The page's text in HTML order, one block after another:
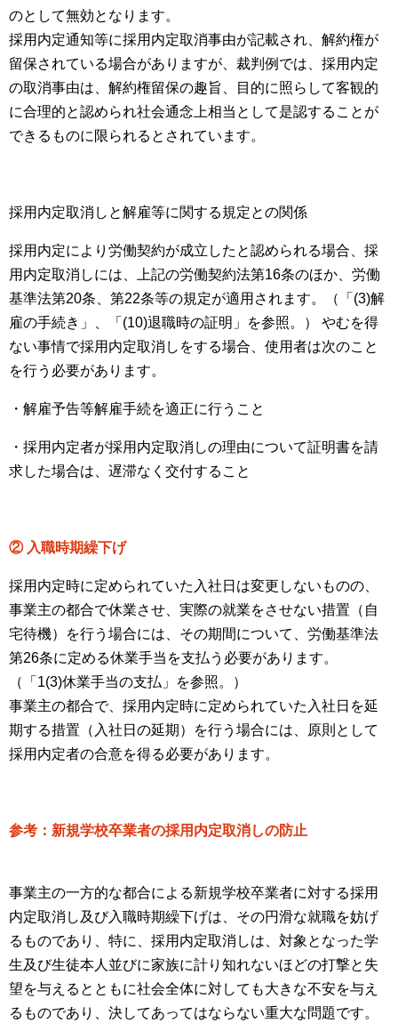
のとして無効となります。
採用内定通知等に採用内定取消事由が記載され、解約権が
留保されている場合がありますが、裁判例では、採用内定
の取消事由は、解約権留保の趣旨、目的に照らして客観的
に合理的と認められ社会通念上相当として是認することが
できるものに限られるとされています。
採用内定取消しと解雇等に関する規定との関係
採用内定により労働契約が成立したと認められる場合、採
用内定取消しには、上記の労働契約法第16条のほか、労働
基準法第20条、第22条等の規定が適用されます。（「(3)解
雇の手続き」、「(10)退職時の証明」を参照。） やむを得
ない事情で採用内定取消しをする場合、使用者は次のこと
を行う必要があります。
・解雇予告等解雇手続を適正に行うこと
・採用内定者が採用内定取消しの理由について証明書を請
求した場合は、遅滞なく交付すること
② 入職時期繰下げ
採用内定時に定められていた入社日は変更しないものの、
事業主の都合で休業させ、実際の就業をさせない措置（自
宅待機）を行う場合には、その期間について、労働基準法
第26条に定める休業手当を支払う必要があります。
（「1(3)休業手当の支払」を参照。）
事業主の都合で、採用内定時に定められていた入社日を延
期する措置（入社日の延期）を行う場合には、原則として
採用内定者の合意を得る必要があります。
参考：新規学校卒業者の採用内定取消しの防止
事業主の一方的な都合による新規学校卒業者に対する採用
内定取消し及び入職時期繰下げは、その円滑な就職を妨げ
るものであり、特に、採用内定取消しは、対象となった学
生及び生徒本人並びに家族に計り知れないほどの打撃と失
望を与えるとともに社会全体に対しても大きな不安を与え
るものであり、決してあってはならない重大な問題です。